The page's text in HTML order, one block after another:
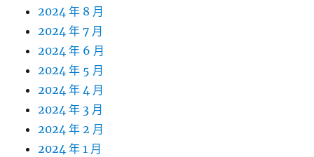
2024 年 8 月
2024 年 7 月
2024 年 6 月
2024 年 5 月
2024 年 4 月
2024 年 3 月
2024 年 2 月
2024 年 1 月